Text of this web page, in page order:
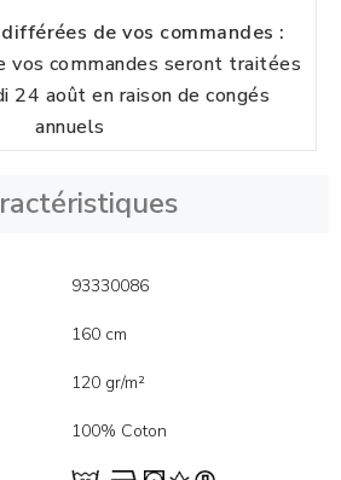
de vos commandes :
vos commandes seront traitées
24 août en raison de congés
annuels
93330086
160 cm
120 gr/m²
100% Coton